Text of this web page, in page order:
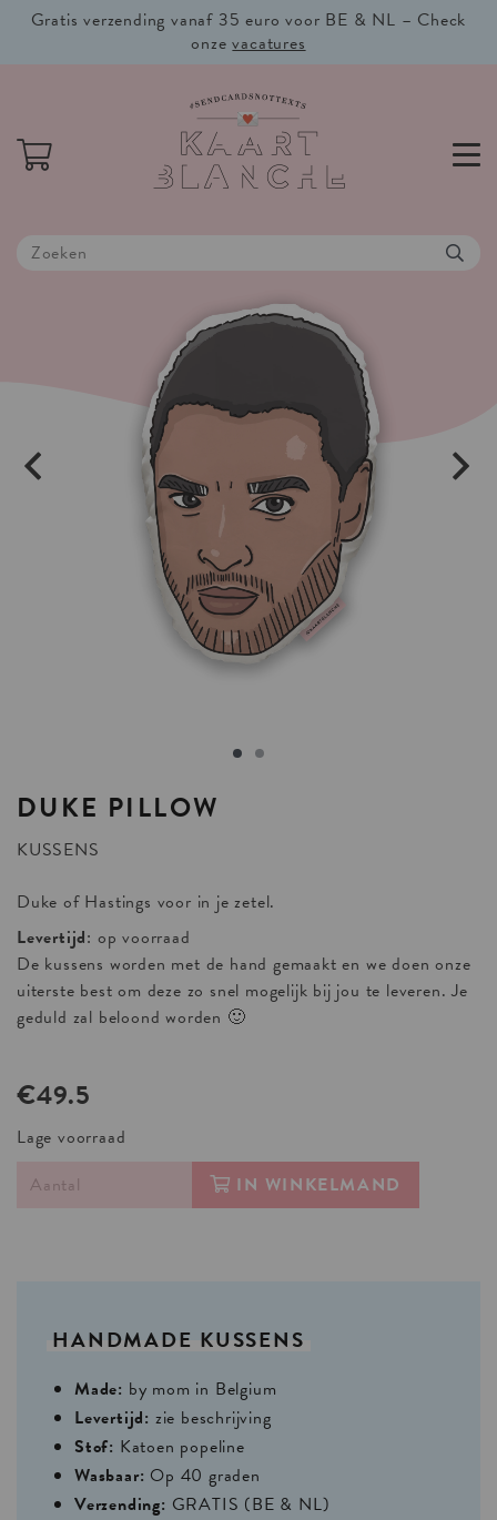
Gratis verzending vanaf 35 euro voor BE & NL – Check
onzevacatures
DUKE PILLOW
KUSSENS
Duke of Hastings voor in je zetel.
Levertijd: op voorraad
De kussens worden met de hand gemaakt en we doen onze
uiterste best om deze zo snel mogelijk bij jou te leveren. Je
geduld zal beloond worden 🙂
€49.5
Lage voorraad
IN WINKELMAND
HANDMADE KUSSENS
Made: by mom in Belgium
Levertijd: zie beschrijving
Stof: Katoen popeline
Wasbaar: Op 40 graden
Verzending: GRATIS (BE & NL)